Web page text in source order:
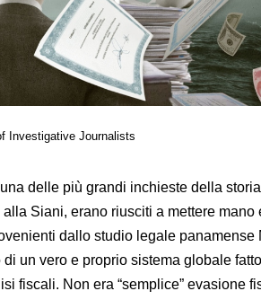
Investigative Journalists
delle più grandi inchieste della storia
alla Siani, erano riusciti a mettere mano
dallo studio legale panamense
un vero e proprio sistema globale
fiscali. Non era “semplice” evasione